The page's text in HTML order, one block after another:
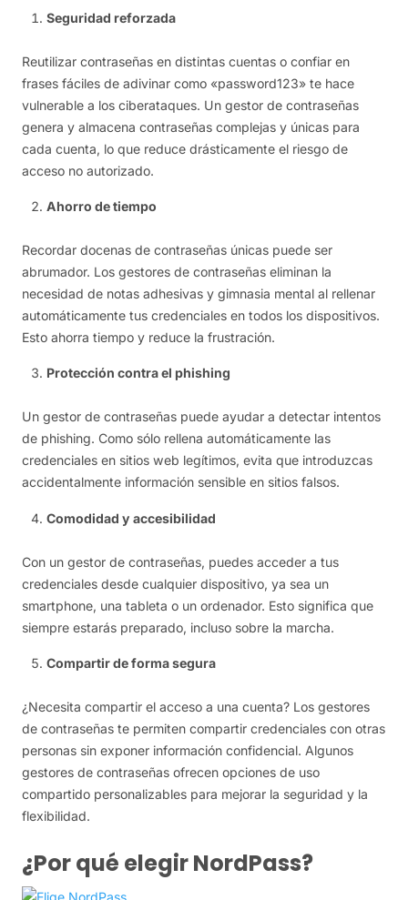
Seguridad reforzada
Reutilizar contraseñas en distintas cuentas o confiar en
frases fáciles de adivinar como «password123» te hace
vulnerable a los ciberataques. Un gestor de contraseñas
genera y almacena contraseñas complejas y únicas para
cada cuenta, lo que reduce drásticamente el riesgo de
acceso no autorizado.
Ahorro de tiempo
Recordar docenas de contraseñas únicas puede ser
abrumador. Los gestores de contraseñas eliminan la
necesidad de notas adhesivas y gimnasia mental al rellenar
automáticamente tus credenciales en todos los dispositivos.
Esto ahorra tiempo y reduce la frustración.
Protección contra el phishing
Un gestor de contraseñas puede ayudar a detectar intentos
de phishing. Como sólo rellena automáticamente las
credenciales en sitios web legítimos, evita que introduzcas
accidentalmente información sensible en sitios falsos.
Comodidad y accesibilidad
Con un gestor de contraseñas, puedes acceder a tus
credenciales desde cualquier dispositivo, ya sea un
smartphone, una tableta o un ordenador. Esto significa que
siempre estarás preparado, incluso sobre la marcha.
Compartir de forma segura
¿Necesita compartir el acceso a una cuenta? Los gestores
de contraseñas te permiten compartir credenciales con otras
personas sin exponer información confidencial. Algunos
gestores de contraseñas ofrecen opciones de uso
compartido personalizables para mejorar la seguridad y la
flexibilidad.
¿Por qué elegir NordPass?